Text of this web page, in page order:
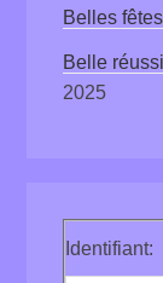
Belles
Belle
2025
Identifiant: